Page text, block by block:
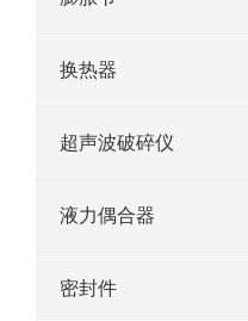
换热器
超声波破碎仪
液力偶合器
密封件